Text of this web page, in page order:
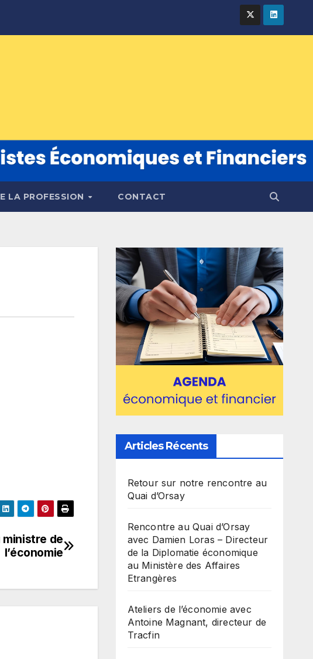
LA PROFESSION CONTACT
ministre de
l’économie
Articles Récents
Retour sur notre rencontre au
Quai d’Orsay
Rencontre au Quai d’Orsay
avec Damien Loras – Directeur
de la Diplomatie économique
au Ministère des Affaires
Etrangères
Ateliers de l’économie avec
Antoine Magnant, directeur de
Tracfin